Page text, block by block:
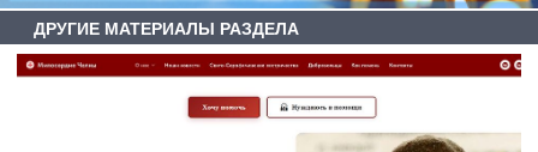
ДРУГИЕ МАТЕРИАЛЫ РАЗДЕЛА